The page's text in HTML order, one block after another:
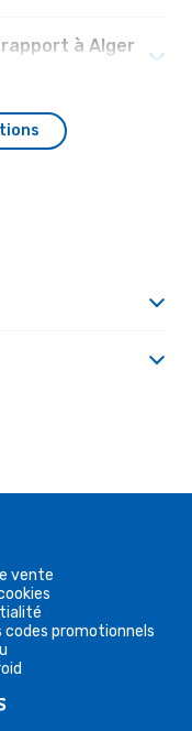
à Alger
vente
codes promotionnels